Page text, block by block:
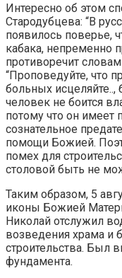
Интересно об этом
Стародубцева: “В
появилось поверье,
кабака, непременно
противоречит
“Проповедуйте, что
больных исцеляйте..,
человек не боится
потому что он имеет
сознательное
помощи Божией.
помех для
столовой быть не
Таким образом, 5
иконы Божией
Николай отслужил
возведения храма и
строительства. Был
фундамента.